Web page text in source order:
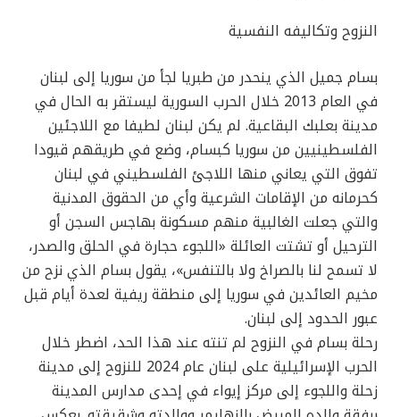
النزوح وتكاليفه النفسية
بسام جميل الذي ينحدر من طبريا لجأ من سوريا إلى لبنان
في العام 2013 خلال الحرب السورية ليستقر به الحال في
مدينة بعلبك البقاعية. لم يكن لبنان لطيفا مع اللاجئين
الفلسطينيين من سوريا كبسام، وضع في طريقهم قيودا
تفوق التي يعاني منها اللاجئ الفلسطيني في لبنان
كحرمانه من الإقامات الشرعية وأي من الحقوق المدنية
والتي جعلت الغالبية منهم مسكونة بهاجس السجن أو
الترحيل أو تشتت العائلة «اللجوء حجارة في الحلق والصدر،
لا تسمح لنا بالصراخ ولا بالتنفس»، يقول بسام الذي نزح من
مخيم العائدين في سوريا إلى منطقة ريفية لعدة أيام قبل
عبور الحدود إلى لبنان.
رحلة بسام في النزوح لم تنته عند هذا الحد، اضطر خلال
الحرب الإسرائيلية على لبنان عام 2024 للنزوح إلى مدينة
زحلة واللجوء إلى مركز إيواء في إحدى مدارس المدينة